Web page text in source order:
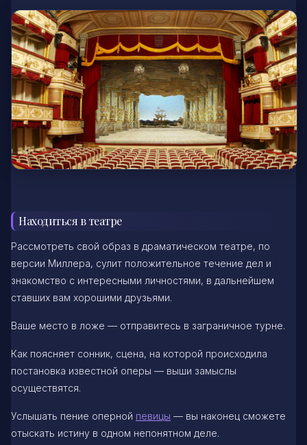
Находиться в театре
Рассмотреть свой образ в драматическом театре, по
версии Миллера, сулит положительное течение дел и
знакомство с интересными личностями, в дальнейшем
ставших вам хорошими друзьями.
Ваше место в ложе — отправитесь в заграничное турне.
Как поясняет сонник, сцена, на которой происходила
постановка известной оперы — выши замыслы
осуществятся.
Услышать пение оперной певицы — вы наконец сможете
отыскать истину в одном непонятном деле.